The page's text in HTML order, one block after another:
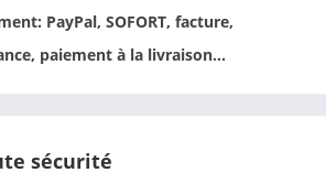
PayPal, SOFORT, facture,
paiement à la livraison…
sécurité